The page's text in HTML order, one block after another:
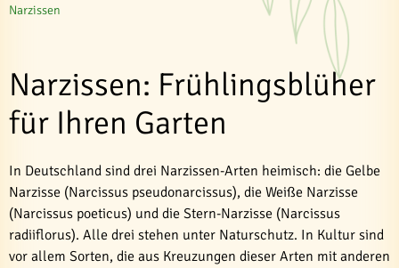
Narzissen
Narzissen: Frühlingsblüher
für Ihren Garten
In Deutschland sind drei Narzissen-Arten heimisch: die Gelbe
Narzisse (Narcissus pseudonarcissus), die Weiße Narzisse
(Narcissus poeticus) und die Stern-Narzisse (Narcissus
radiiflorus). Alle drei stehen unter Naturschutz. In Kultur sind
vor allem Sorten, die aus Kreuzungen dieser Arten mit anderen